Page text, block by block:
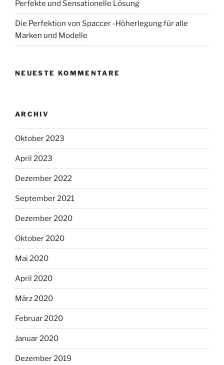
Perfekte und Sensationelle Lösung
Die Perfektion von Spaccer -Höherlegung für alle
Marken und Modelle
NEUESTE KOMMENTARE
ARCHIV
Oktober 2023
April 2023
Dezember 2022
September 2021
Dezember 2020
Oktober 2020
Mai 2020
April 2020
März 2020
Februar 2020
Januar 2020
Dezember 2019